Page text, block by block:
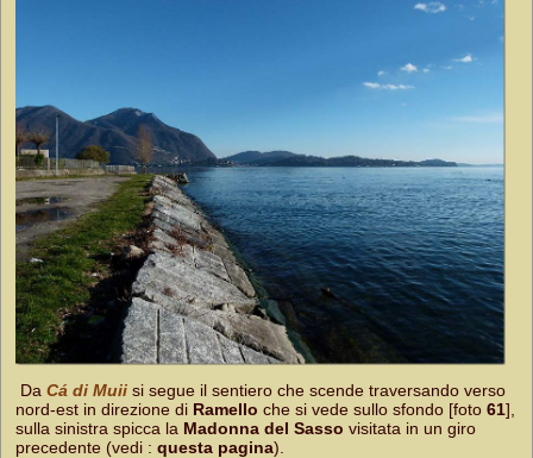
Da Cá di Muii si segue il sentiero che scende traversando verso
nord-est in direzione di Ramello che si vede sullo sfondo [foto 61],
sulla sinistra spicca la Madonna del Sasso visitata in un giro
precedente (vedi : questa pagina).